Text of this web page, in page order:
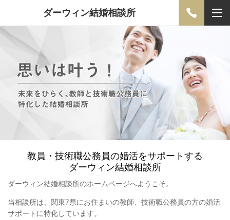
ダーウィン結婚相談所
教員・技術職公務員の婚活をサポートする
ダーウィン結婚相談所
ダーウィン結婚相談所のホームページへようこそ。
当相談所は、関東7県にお住まいの教師、技術職公務員の方の婚活
サポートに特化しています。